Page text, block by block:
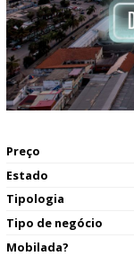
Preço
Estado
Tipologia
Tipo de negócio
Mobilada?